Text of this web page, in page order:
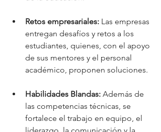
Retos empresariales: Las empresas
entregan desafíos y retos a los
estudiantes, quienes, con el apoyo
de sus mentores y el personal
académico, proponen soluciones.
Habilidades Blandas: Además de
las competencias técnicas, se
fortalece el trabajo en equipo, el